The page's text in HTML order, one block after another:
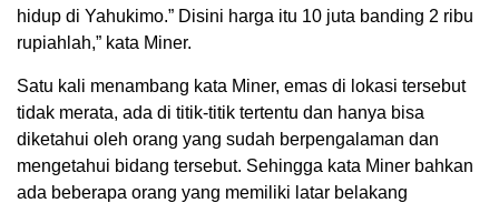
hidup di Yahukimo.” Disini harga itu 10 juta banding 2 ribu
rupiahlah,” kata Miner.
Satu kali menambang kata Miner, emas di lokasi tersebut
tidak merata, ada di titik-titik tertentu dan hanya bisa
diketahui oleh orang yang sudah berpengalaman dan
mengetahui bidang tersebut. Sehingga kata Miner bahkan
ada beberapa orang yang memiliki latar belakang